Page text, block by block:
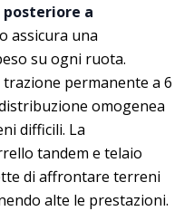
a
assicura una
su ogni ruota.
permanente a 6
omogenea
difficili. La
tandem e telaio
di affrontare terreni
alte le prestazioni.